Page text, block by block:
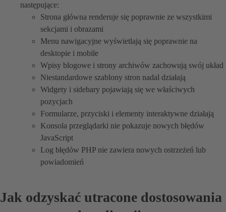
następujące:
Strona główna renderuje się poprawnie ze wszystkimi
sekcjami i obrazami
Menu nawigacyjne wyświetlają się poprawnie na
desktopie i mobile
Wpisy blogowe i strony archiwów zachowują swój układ
Niestandardowe szablony stron nadal działają
Widgety i sidebary pojawiają się we właściwych
pozycjach
Formularze, przyciski i elementy interaktywne działają
Konsola przeglądarki nie pokazuje nowych błędów
JavaScript
Log błędów PHP nie zawiera nowych ostrzeżeń lub
powiadomień
Jak odzyskać utracone dostosowania